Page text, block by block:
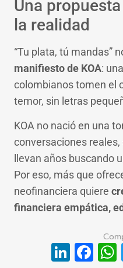
Una
la realidad
“Tu plata, tú mandas”
manifiesto de KOA:
colombianos tomen el
temor, sin letras
KOA no nació en una
conversaciones
llevan años buscando
Por eso, más que
neofinanciera quiere
financiera empática,